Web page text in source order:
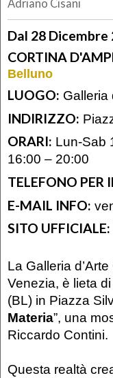
Adriano Cisani
Dal 28 Dicembre
CORTINA
Belluno
LUOGO: Galleria
INDIRIZZO:
ORARI: Lun-Sab
16:00 – 20:00
TELEFONO
E-MAIL INFO:
SITO UFFICIALE:
La Galleria
Venezia, è lieta
(BL) in Piazza
Materia”, una
Riccardo Contini.
Questa realtà